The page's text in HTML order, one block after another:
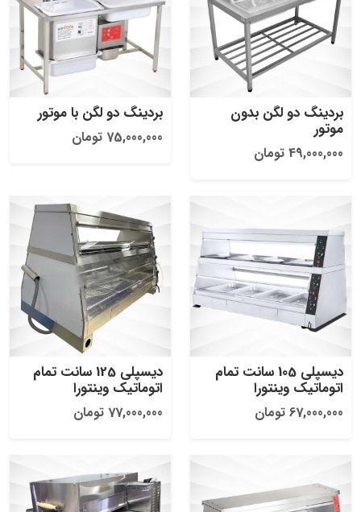
بردینگ دو لگن بدون
موتور
49,000,000 تومان
بردینگ دو لگن با موتور
75,000,000 تومان
دیسپلی 105 سانت تمام
اتوماتیک وینتورا
67,000,000 تومان
دیسپلی 125 سانت تمام
اتوماتیک وینتورا
77,000,000 تومان